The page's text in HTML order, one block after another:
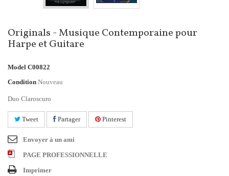
Originals - Musique Contemporaine pour
Harpe et Guitare
Model C00822
Condition Nouveau
Duo Claroscuro
Tweet Partager Pinterest
Envoyer à un ami
PAGE PROFESSIONNELLE
Imprimer